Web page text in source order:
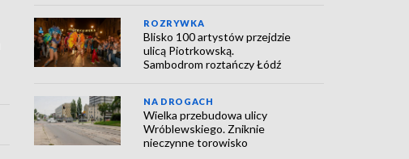
ROZRYWKA
Blisko 100 artystów przejdzie
ulicą Piotrkowską.
Sambodrom roztańczy Łódź
NA DROGACH
Wielka przebudowa ulicy
Wróblewskiego. Zniknie
nieczynne torowisko